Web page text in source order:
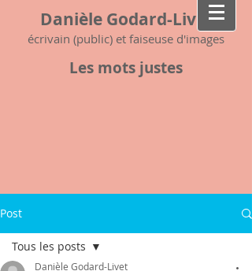
Danièle Godard-Livet
écrivain (public) et faiseuse d'images
Les mots justes
Post
Tous les posts
Danièle Godard-Livet